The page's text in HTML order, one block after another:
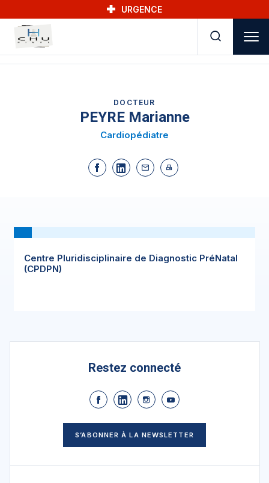
URGENCE
DOCTEUR
PEYRE Marianne
Cardiopédiatre
Centre Pluridisciplinaire de Diagnostic PréNatal
(CPDPN)
Restez connecté
S’ABONNER À LA NEWSLETTER